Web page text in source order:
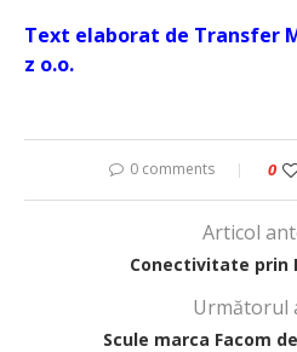
Text elaborat de Transfer
z o.o.
0 comments 0
Articol
Conectivitate prin
Următorul
Scule marca Facom